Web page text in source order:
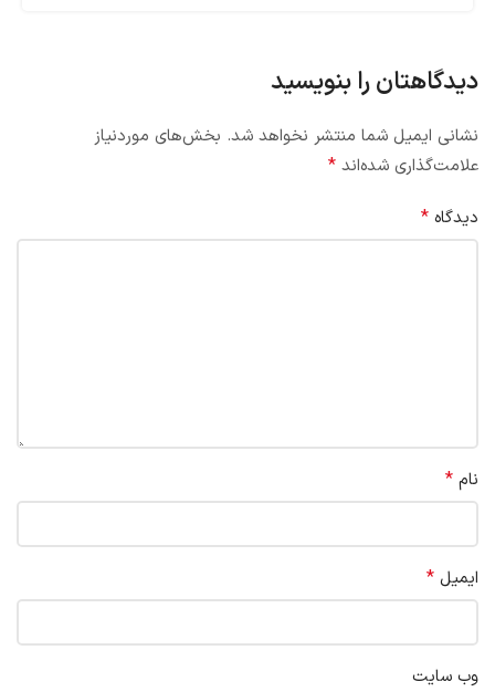
دیدگاهتان را بنویسید
نشانی ایمیل شما منتشر نخواهد شد. بخش‌های موردنیاز
علامت‌گذاری شده‌اند *
دیدگاه *
نام *
ایمیل *
وب‌ سایت